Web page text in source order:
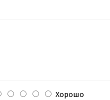
Хорошо